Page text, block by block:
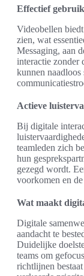
Effectief
Videobellen
zien, wat
Messaging, aan
interactie zonder
kunnen naadloos
Actieve
Bij digitale
teamleden zich
hun
gezegd wordt.
voorkomen en
Wat maakt
Digitale
aandacht te
Duidelijke
teams om
richtlijnen